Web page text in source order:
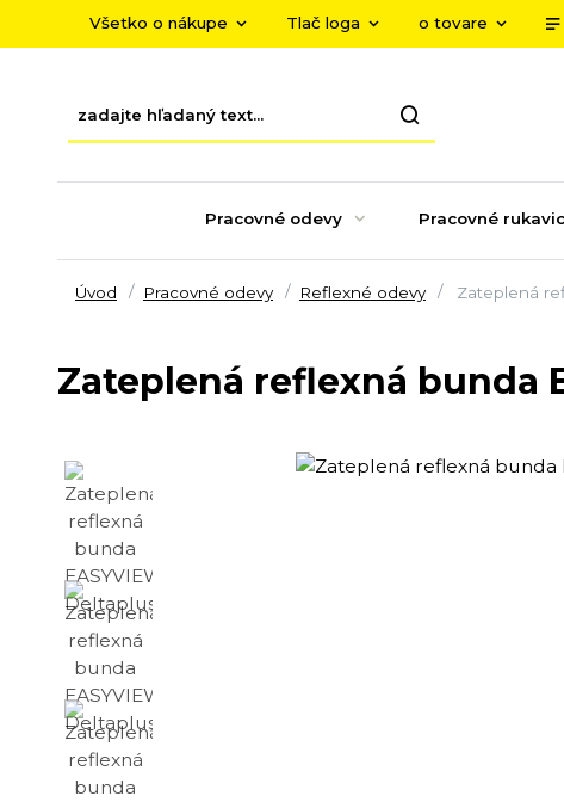
Všetko o nákupe Tlač loga o tovare
Pracovné odevy Pracovné
Úvod Pracovné odevy Reflexné odevy Zateplená
Zateplená reflexná bunda